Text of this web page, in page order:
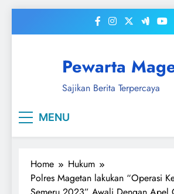
Pewarta
Sajikan Berita Terpercaya
MENU
Home
Hukum
Polres Magetan lakukan “Operasi